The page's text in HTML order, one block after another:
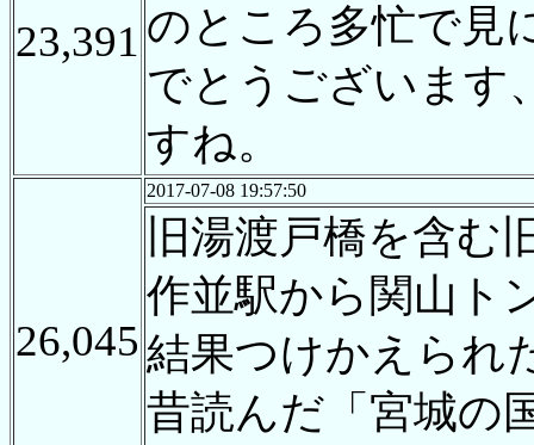
23,391 のところ多忙で見
でとうございま
すね。
26,045
2017-07-08 19:57:50
旧湯渡戸橋を含む
作並駅から関山ト
結果つけかえられ
昔読んだ「宮城の